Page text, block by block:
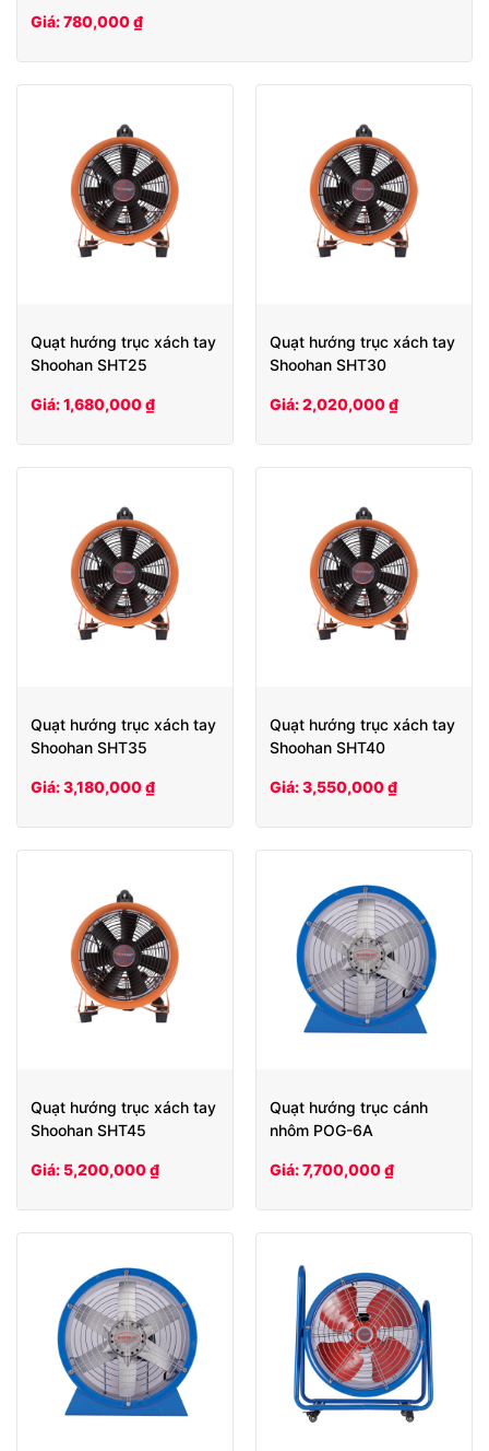
Giá: 780,000 ₫
Quạt hướng trục xách tay
Shoohan SHT25
Giá: 1,680,000 ₫
Quạt hướng trục xách tay
Shoohan SHT30
Giá: 2,020,000 ₫
Quạt hướng trục xách tay
Shoohan SHT35
Giá: 3,180,000 ₫
Quạt hướng trục xách tay
Shoohan SHT40
Giá: 3,550,000 ₫
Quạt hướng trục xách tay
Shoohan SHT45
Giá: 5,200,000 ₫
Quạt hướng trục cánh
nhôm POG-6A
Giá: 7,700,000 ₫